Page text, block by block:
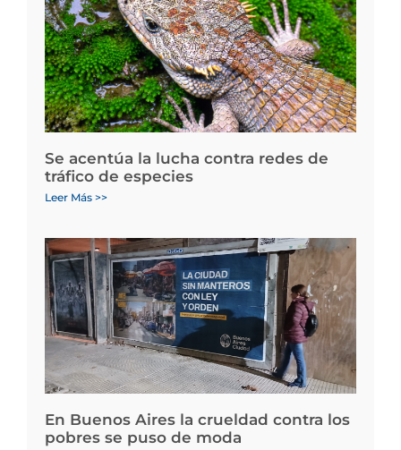
Se acentúa la lucha contra redes de
tráfico de especies
Leer Más >>
En Buenos Aires la crueldad contra los
pobres se puso de moda